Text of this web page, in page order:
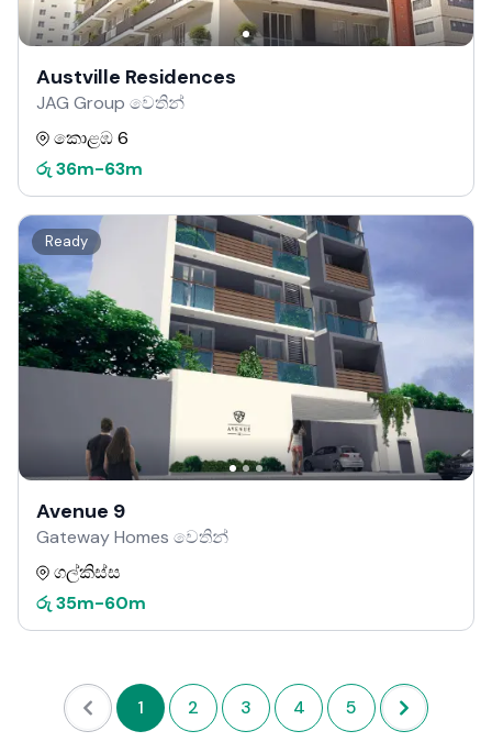
Austville Residences
JAG Group වෙතින්
කොළඹ 6
රු 36m-63m
Ready
Avenue 9
Gateway Homes වෙතින්
ගල්කිස්ස
රු 35m-60m
1 2 3 4 5